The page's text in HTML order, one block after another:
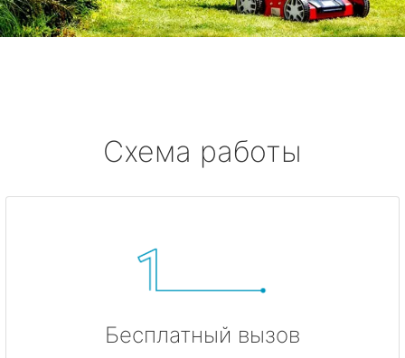
Схема работы
Бесплатный вызов